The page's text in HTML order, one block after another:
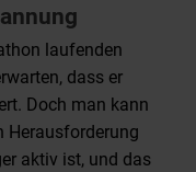
laufenden
dass er
Doch man kann
Herausforderung
aktiv ist, und das